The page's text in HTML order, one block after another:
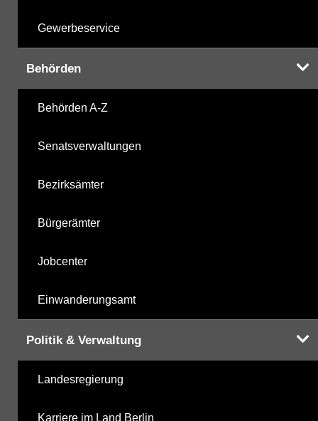
Gewerbeservice
Behörden
Behörden A-Z
Senatsverwaltungen
Bezirksämter
Bürgerämter
Jobcenter
Einwanderungsamt
Politik & Verwaltung
Landesregierung
Karriere im Land Berlin